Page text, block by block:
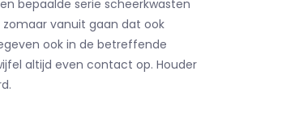
bepaalde serie scheerkwasten
vanuit gaan dat ook
ook in de betreffende
altijd even contact op. Houder